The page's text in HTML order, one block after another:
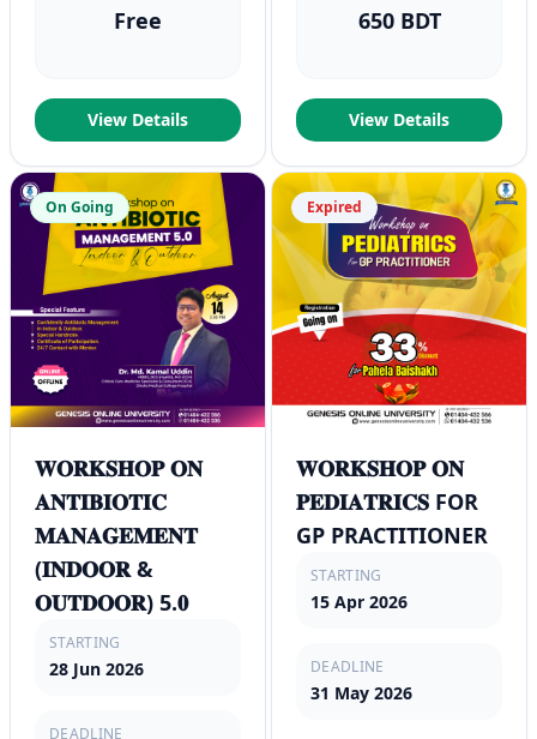
Free
View Details
650 BDT
View Details
On Going
𝐖𝐎𝐑𝐊𝐒𝐇𝐎𝐏 𝐎𝐍
𝐀𝐍𝐓𝐈𝐁𝐈𝐎𝐓𝐈𝐂
𝐌𝐀𝐍𝐀𝐆𝐄𝐌𝐄𝐍𝐓
(𝐈𝐍𝐃𝐎𝐎𝐑 &
𝐎𝐔𝐓𝐃𝐎𝐎𝐑) 5.𝟎
STARTING
28 Jun 2026
DEADLINE
Expired
𝐖𝐎𝐑𝐊𝐒𝐇𝐎𝐏 𝐎𝐍
𝐏𝐄𝐃𝐈𝐀𝐓𝐑𝐈𝐂𝐒 FOR
GP PRACTITIONER
STARTING
15 Apr 2026
DEADLINE
31 May 2026